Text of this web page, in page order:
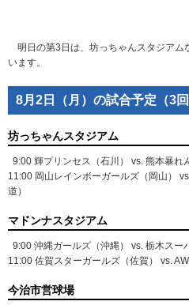
明日の第3日は、坊っちゃんスタジアム
います。
8月2日（月）の試合予定（3回
坊っちゃんスタジアム
9:00 輝プリンセス（石川） vs. 熊本暴れ
11:00 岡山レインボーガールズ（岡山）
道）
マドンナスタジアム
9:00 沖縄ガールズ（沖縄） vs. 栃木スー
11:00 佐賀スターガールズ（佐賀） vs.
今治市営球場